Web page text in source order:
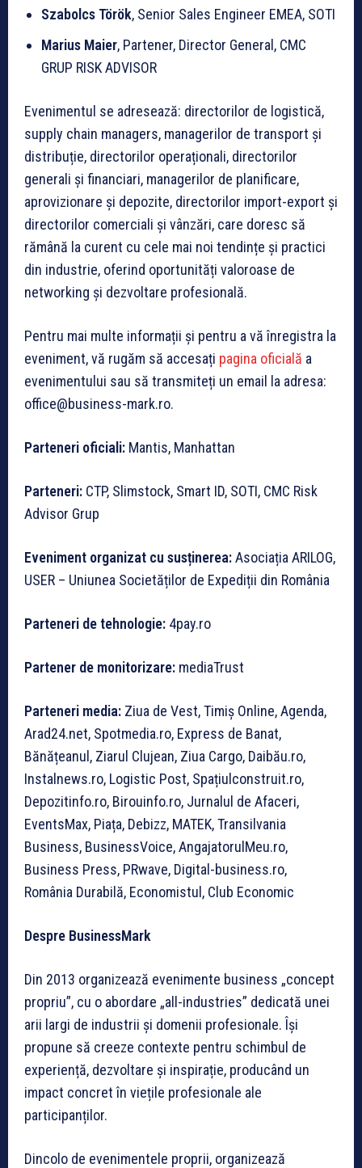
Szabolcs Török, Senior Sales Engineer EMEA, SOTI
Marius Maier, Partener, Director General, CMC
GRUP RISK ADVISOR
Evenimentul se adresează: directorilor de logistică,
supply chain managers, managerilor de transport și
distribuție, directorilor operaționali, directorilor
generali și financiari, managerilor de planificare,
aprovizionare și depozite, directorilor import-export și
directorilor comerciali și vânzări, care doresc să
rămână la curent cu cele mai noi tendințe și practici
din industrie, oferind oportunități valoroase de
networking și dezvoltare profesională.
Pentru mai multe informații și pentru a vă înregistra la
eveniment, vă rugăm să accesați pagina oficială a
evenimentului sau să transmiteți un email la adresa:
office@business-mark.ro.
Parteneri oficiali: Mantis, Manhattan
Parteneri: CTP, Slimstock, Smart ID, SOTI, CMC Risk
Advisor Grup
Eveniment organizat cu susținerea:Asociația ARILOG,
USER – Uniunea Societăților de Expediții din România
Parteneri de tehnologie: 4pay.ro
Partener de monitorizare: mediaTrust
Parteneri media: Ziua de Vest, Timiș Online, Agenda,
Arad24.net, Spotmedia.ro, Express de Banat,
Bănățeanul, Ziarul Clujean, Ziua Cargo, Daibău.ro,
Instalnews.ro, Logistic Post, Spațiulconstruit.ro,
Depozitinfo.ro, Birouinfo.ro, Jurnalul de Afaceri,
EventsMax, Piața, Debizz, MATEK, Transilvania
Business, BusinessVoice, AngajatorulMeu.ro,
Business Press, PRwave, Digital-business.ro,
România Durabilă, Economistul, Club Economic
Despre BusinessMark
Din 2013 organizează evenimente business „concept
propriu”, cu o abordare „all-industries” dedicată unei
arii largi de industrii și domenii profesionale. Își
propune să creeze contexte pentru schimbul de
experiență, dezvoltare și inspirație, producând un
impact concret în viețile profesionale ale
participanților.
Dincolo de evenimentele proprii, organizează